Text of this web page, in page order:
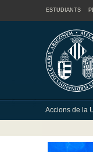
ESTUDIANTS
Accions de la